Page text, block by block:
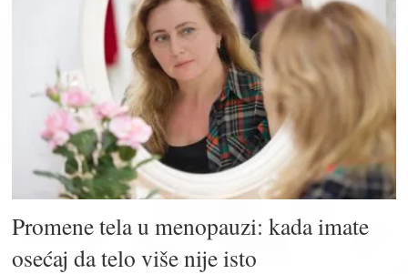
Promene tela u menopauzi: kada imate
osećaj da telo više nije isto